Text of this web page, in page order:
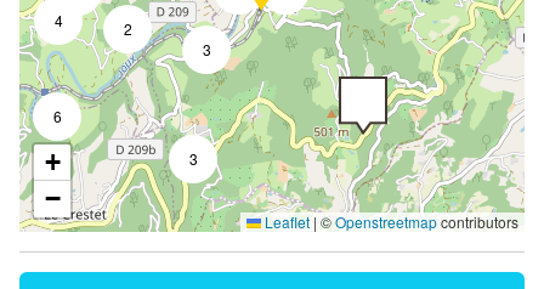
3
2
4
6
3
+
−
Leaflet | ©Openstreetmapcontributors